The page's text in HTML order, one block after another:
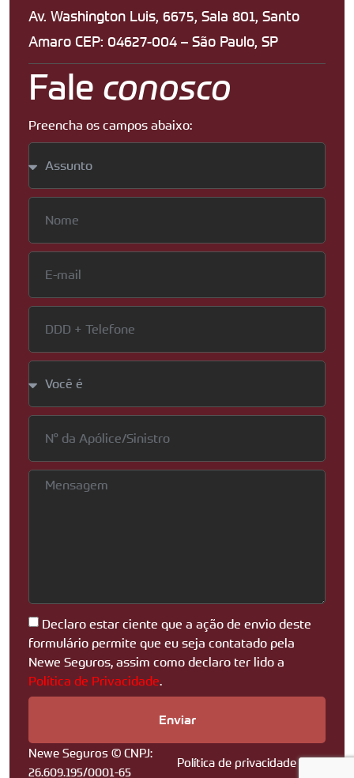
Av. Washington Luis, 6675, Sala 801, Santo
Amaro CEP: 04627-004 – São Paulo, SP
Fale conosco
Preencha os campos abaixo:
Declaro estar ciente que a ação de envio deste
formulário permite que eu seja contatado pela
Newe Seguros, assim como declaro ter lido a
Política de Privacidade.
Enviar
Newe Seguros © CNPJ:
26.609.195/0001-65
Política de privacidade